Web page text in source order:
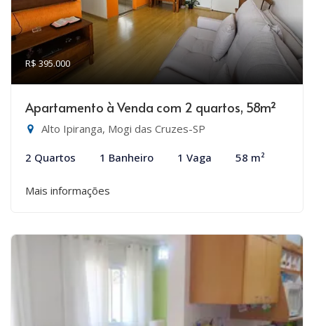
R$ 395.000
Apartamento à Venda com 2 quartos, 58m²
Alto Ipiranga, Mogi das Cruzes-SP
2 Quartos 1 Banheiro 1 Vaga 58 m²
Mais informações